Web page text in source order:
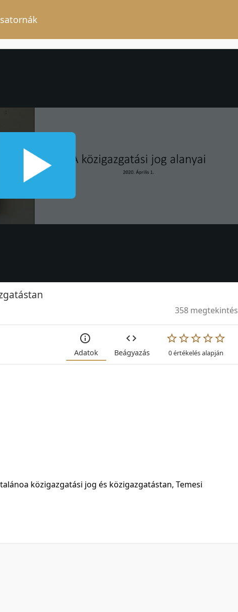
358 megtekintés
Adatok
Beágyazás 0 értékelés alapján
közigazgatási jog és közigazgatástan, Temesi